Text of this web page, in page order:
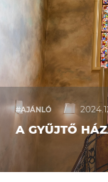
#AJÁNLÓ /
A GYŰJTŐ